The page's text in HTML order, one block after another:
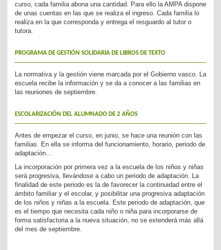
curso, cada familia abona una cantidad. Para ello la AMPA dispone
de unas cuentas en las que se realiza el ingreso. Cada familia lo
realiza en la que corresponda y entrega el resguardo al tutor o
tutora.
PROGRAMA DE GESTIÓN SOLIDARIA DE LIBROS DE TEXTO
La normativa y la gestión viene marcada por el Gobierno vasco. La
escuela recibe la información y se da a conocer a las familias en
las reuniones de septiembre.
ESCOLARIZACIÓN DEL ALUMNADO DE 2 AÑOS
Antes de empezar el curso, en junio, se hace una reunión con las
familias. En ella se informa del funcionamiento, horario, periodo de
adaptación…
La incorporación por primera vez a la escuela de los niños y niñas
será progresiva, llevándose a cabo un periodo de adaptación. La
finalidad de este periodo es la de favorecer la continuidad entre el
ámbito familiar y el escolar, y posibilitar una progresiva adaptación
de los niños y niñas a la escuela. Este periodo de adaptación, que
es el tiempo que necesita cada niño o niña para incorporarse de
forma satisfactoria a la nueva situación, no se extenderá más allá
del mes de septiembre.